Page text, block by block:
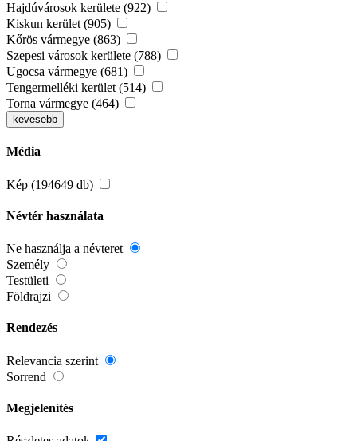
Hajdúvárosok kerülete (922)
Kiskun kerület (905)
Kőrös vármegye (863)
Szepesi városok kerülete (788)
Ugocsa vármegye (681)
Tengermelléki kerület (514)
Torna vármegye (464)
kevesebb
Média
Kép (194649 db)
Névtér használata
Ne használja a névteret
Személy
Testületi
Földrajzi
Rendezés
Relevancia szerint
Sorrend
Megjelenítés